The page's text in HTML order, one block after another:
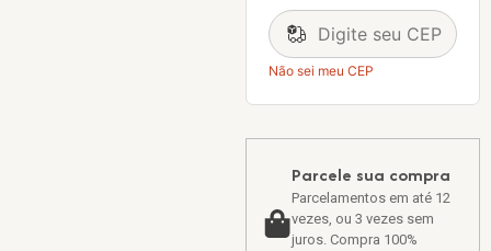
Não sei meu CEP
Parcele sua compra
Parcelamentos em até 12
vezes, ou 3 vezes sem
juros. Compra 100%